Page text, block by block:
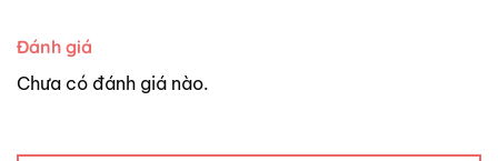
Đánh giá
Chưa có đánh giá nào.